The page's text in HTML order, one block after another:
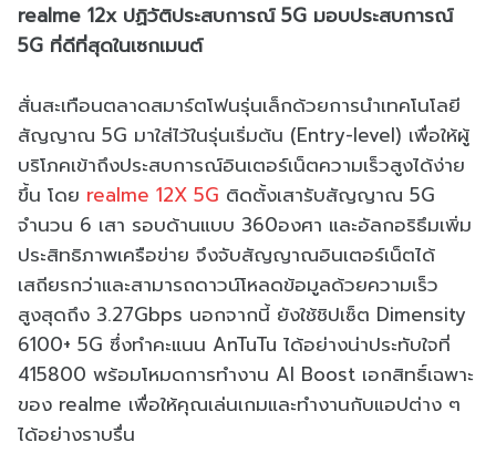
realme 12x ปฏิวัติประสบการณ์ 5G มอบประสบการณ์
5G ที่ดีที่สุดในเซกเมนต์
สั่นสะเทือนตลาดสมาร์ตโฟนรุ่นเล็กด้วยการนำเทคโนโลยี
สัญญาณ 5G มาใส่ไว้ในรุ่นเริ่มต้น (Entry-level) เพื่อให้ผู้
บริโภคเข้าถึงประสบการณ์อินเตอร์เน็ตความเร็วสูงได้ง่าย
ขึ้น โดย realme 12X 5G ติดตั้งเสารับสัญญาณ 5G
จำนวน 6 เสา รอบด้านแบบ 360องศา และอัลกอริธึมเพิ่ม
ประสิทธิภาพเครือข่าย จึงจับสัญญาณอินเตอร์เน็ตได้
เสถียรกว่าและสามารถดาวน์โหลดข้อมูลด้วยความเร็ว
สูงสุดถึง 3.27Gbps นอกจากนี้ ยังใช้ชิปเซ็ต Dimensity
6100+ 5G ซึ่งทำคะแนน AnTuTu ได้อย่างน่าประทับใจที่
415800 พร้อมโหมดการทำงาน AI Boost เอกสิทธิ์เฉพาะ
ของ realme เพื่อให้คุณเล่นเกมและทำงานกับแอปต่าง ๆ
ได้อย่างราบรื่น